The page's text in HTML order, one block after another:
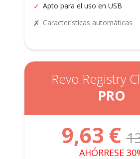
Apto para el uso en USB
Características automáticas
Revo Registry
PRO
9,63 €
AHÓRRESE